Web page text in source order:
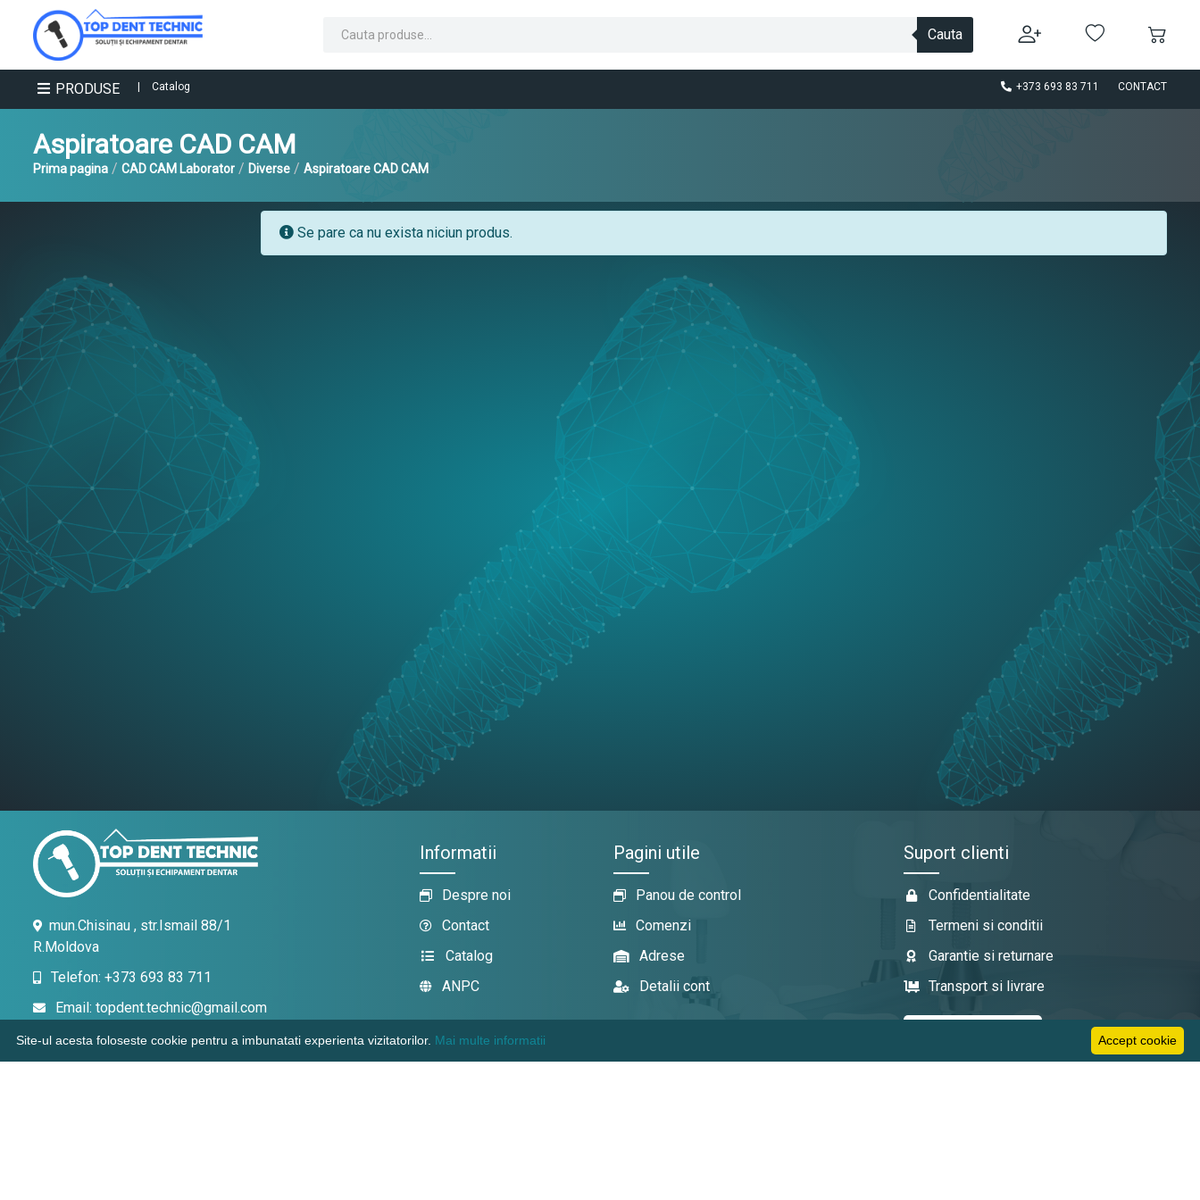
Cauta
PRODUSE Catalog +373 693 83 711 CONTACT
Aspiratoare CAD CAM
Prima pagina / CAD CAM Laborator / Diverse / Aspiratoare CAD CAM
Se pare ca nu exista niciun produs.
mun.Chisinau , str.Ismail 88/1
R.Moldova
Telefon: +373 693 83 711
Email: topdent.technic@gmail.com
Informatii
Despre noi
Contact
Catalog
ANPC
Pagini utile
Panou de control
Comenzi
Adrese
Detalii cont
Suport clienti
Confidentialitate
Termeni si conditii
Garantie si returnare
Transport si livrare
Accept cookie
Site-ul acesta foloseste cookie pentru a imbunatati experienta vizitatorilor. Mai multe informatii